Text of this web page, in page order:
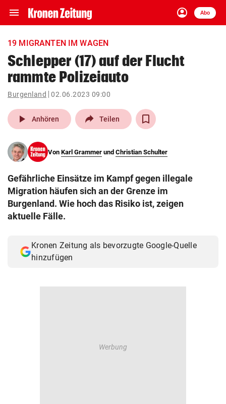
menu Navigation
ein-/ausklappen
account_circle
Anmelden
Abo
close Schließen
account_circle Anmelden
pin_drop
Wien arrow_right
search
eingeben
Muthgasse 2, 1190 Wien
19 MIGRANTEN IM WAGEN
Schlepper (17) auf der Flucht
rammte Polizeiauto
Burgenland 02.06.2023 09:00
play_arrow Anhören Teilen
Von Karl Grammer und Christian Schulter
Gefährliche Einsätze im Kampf gegen illegale
Migration häufen sich an der Grenze im
Burgenland. Wie hoch das Risiko ist, zeigen
aktuelle Fälle.
Kronen Zeitung als bevorzugte Google-Quelle
hinzufügen